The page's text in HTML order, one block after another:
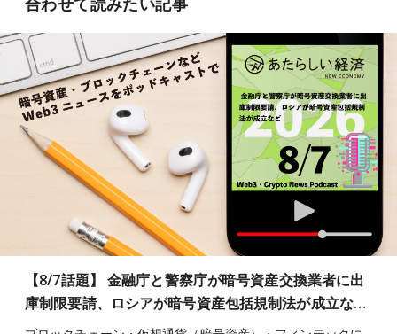
【8/7話題】 金融庁と警察庁が暗号資産交換業者に出
庫制限要請、ロシアが暗号資産包括規制法が成立な…